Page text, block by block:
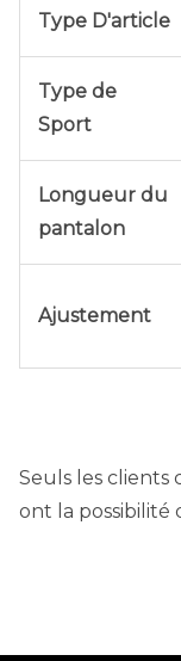
Type D'article
Type de
Sport
Longueur du
pantalon
Ajustement
Seuls les clients
ont la possibilité